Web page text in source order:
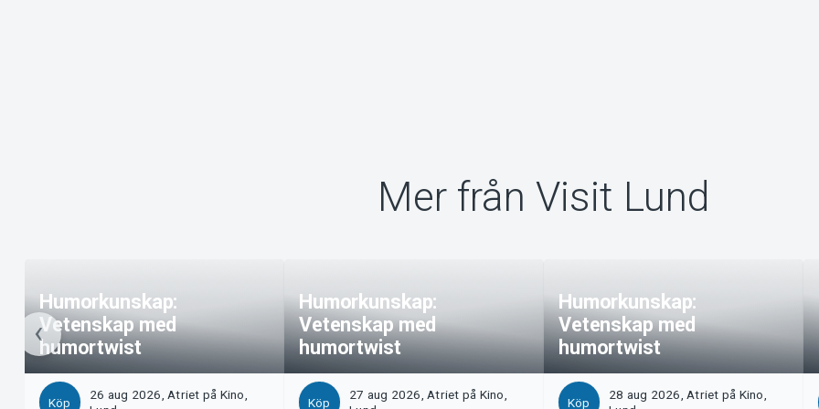
Mer från Visit Lund
Humorkunskap:
Vetenskap med
humortwist
Köp
26 aug 2026, Atriet på Kino,
Humorkunskap:
Vetenskap med
humortwist
Köp
27 aug 2026, Atriet på Kino,
Humorkunskap:
Vetenskap med
humortwist
Köp
28 aug 2026, Atriet på Kino,